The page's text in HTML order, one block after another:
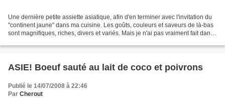
Une dernière petite assiette asiatique, afin d'en terminer avec l'invitation du
"continent jaune" dans ma cuisine. Les goûts, couleurs et saveurs de là-bas
sont magnifiques, riches, divers et variés. Mais je n'ai pas vraiment fait dans
ASIE! Boeuf sauté au lait de coco et poivrons
Publié le 14/07/2008 à 22:46
Par Cherout